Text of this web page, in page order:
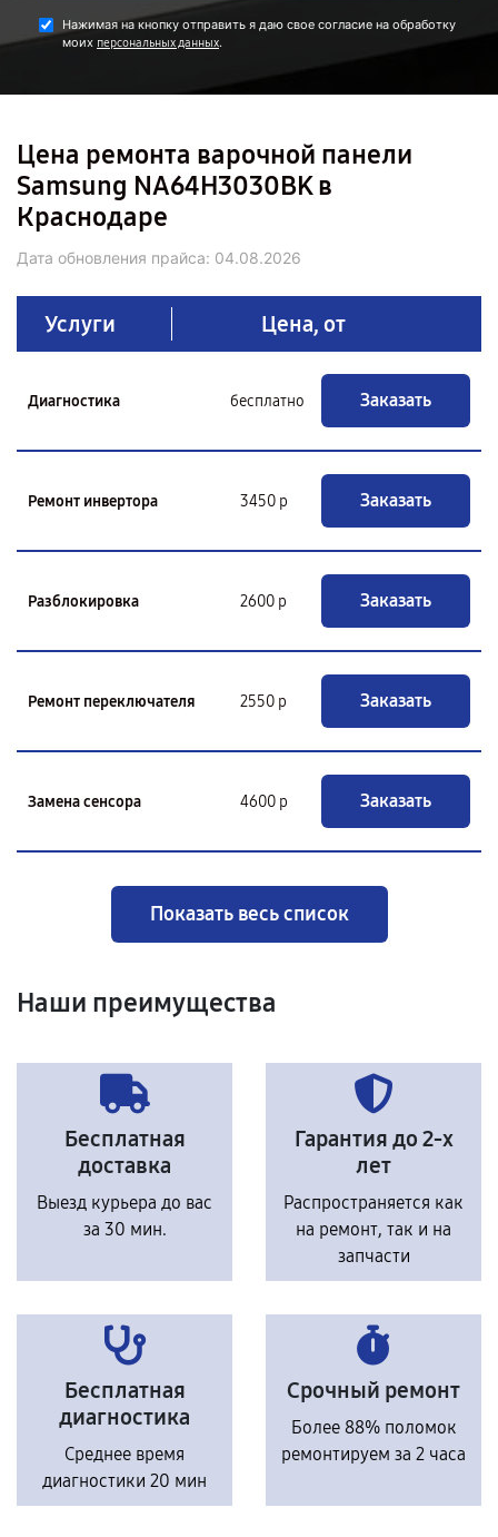
Нажимая на кнопку отправить я даю свое согласие на обработку
моих персональных данных.
Цена ремонта варочной панели
Samsung NA64H3030BK в
Краснодаре
Дата обновления прайса: 04.08.2026
Услуги Цена, от
Диагностика бесплатно Заказать
Ремонт инвертора 3450 р Заказать
Разблокировка 2600 р Заказать
Ремонт переключателя 2550 р Заказать
Замена сенсора 4600 р Заказать
Показать весь список
Наши преимущества
Бесплатная
доставка
Выезд курьера до вас
за 30 мин.
Гарантия до 2-х
лет
Распространяется как
на ремонт, так и на
запчасти
Бесплатная
диагностика
Среднее время
диагностики 20 мин
Срочный ремонт
Более 88% поломок
ремонтируем за 2 часа